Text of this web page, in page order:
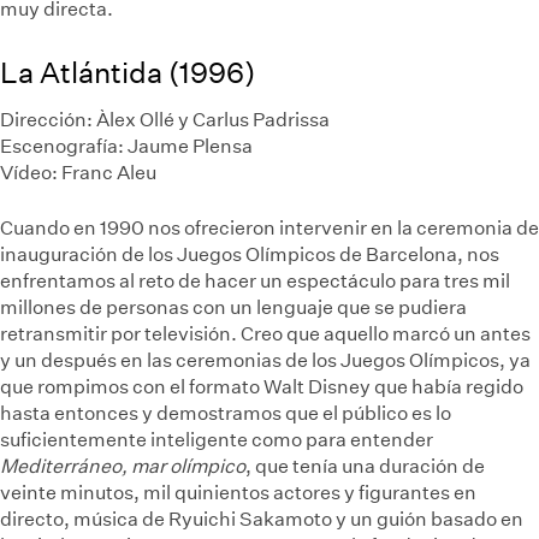
muy directa.
La Atlántida (1996)
Dirección: Àlex Ollé y Carlus Padrissa
Escenografía: Jaume Plensa
Vídeo: Franc Aleu
Cuando en 1990 nos ofrecieron intervenir en la ceremonia de
inauguración de los Juegos Olímpicos de Barcelona, nos
enfrentamos al reto de hacer un espectáculo para tres mil
millones de personas con un lenguaje que se pudiera
retransmitir por televisión. Creo que aquello marcó un antes
y un después en las ceremonias de los Juegos Olímpicos, ya
que rompimos con el formato Walt Disney que había regido
hasta entonces y demostramos que el público es lo
suficientemente inteligente como para entender
Mediterráneo, mar olímpico, que tenía una duración de
veinte minutos, mil quinientos actores y figurantes en
directo, música de Ryuichi Sakamoto y un guión basado en